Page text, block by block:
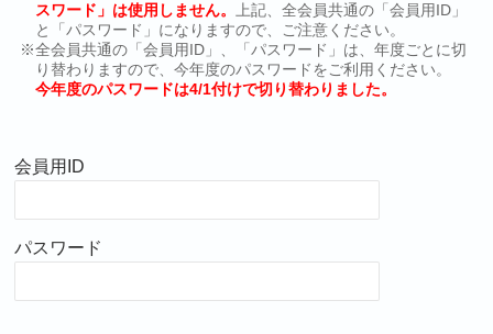
スワード」は使用しません。
上記、全会員共通の「会員用ID」
と「パスワード」になりますので、ご注意ください。
※全会員共通の「会員用ID」、「パスワード」は、年度ごとに切
り替わりますので、今年度のパスワードをご利用ください。
今年度のパスワードは4/1付けで切り替わりました。
会員用ID
パスワード